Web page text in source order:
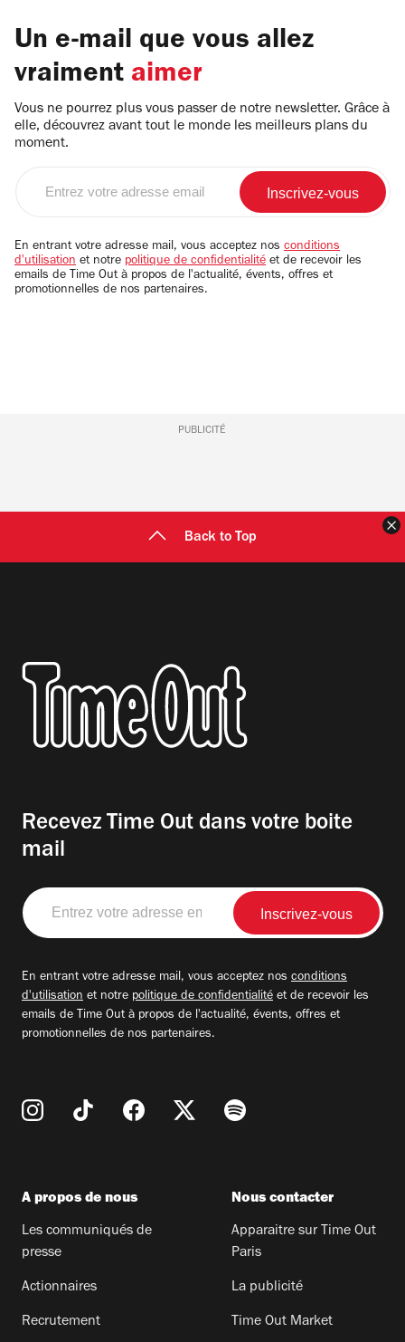
Un e-mail que vous allez
vraiment aimer
Vous ne pourrez plus vous passer de notre newsletter. Grâce à
elle, découvrez avant tout le monde les meilleurs plans du
moment.
email
En entrant votre adresse mail, vous acceptez nos conditions
d'utilisation et notre politique de confidentialité et de recevoir les
emails de Time Out à propos de l'actualité, évents, offres et
promotionnelles de nos partenaires.
PUBLICITÉ
Back to Top
Recevez Time Out dans votre boite
mail
Entrez
votre
adresse
En entrant votre adresse mail, vous acceptez nos conditions
d'utilisation et notre politique de confidentialité et de recevoir les
emails de Time Out à propos de l'actualité, évents, offres et
promotionnelles de nos partenaires.
A propos de nous
Les communiqués de
presse
Actionnaires
Recrutement
Nous contacter
Apparaitre sur Time Out
Paris
La publicité
Time Out Market